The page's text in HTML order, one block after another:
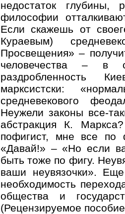
недостаток глубины,
философии
Если скажешь от
Кураевым)
Просвещения» –
человечества – в
раздробленность
марксистски:
средневекового
Неужели законы все-
абстракция К.
пофигист, мне все по
«Давай!» – «Но если
быть тоже по фигу.
ваши неувязочки».
необходимость
общества и
(Рецензируемое